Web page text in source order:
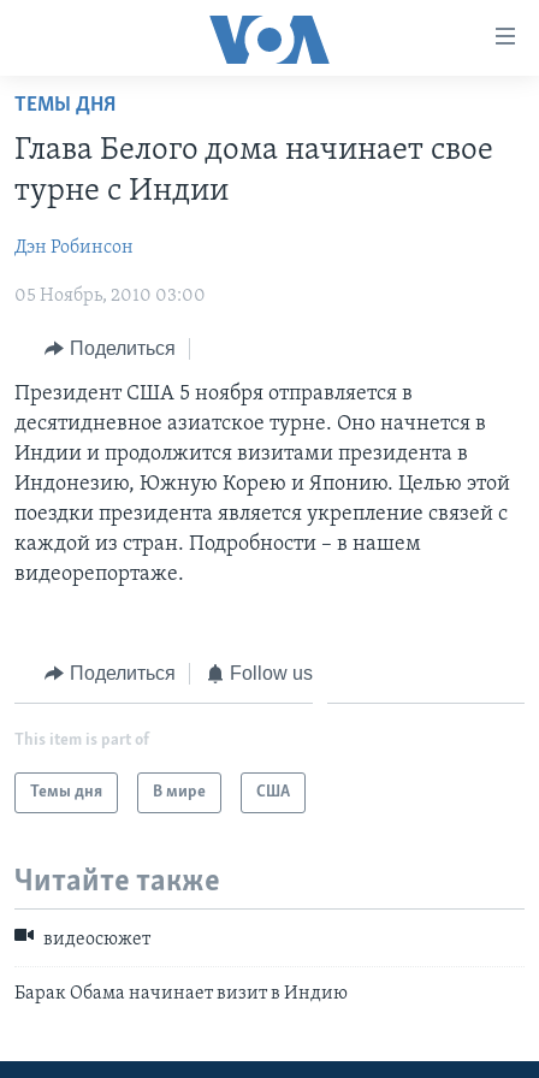
Перейти
основной
контент
Перейти
навигации
Перейти
поиск
НОВОСТИ ЗА МИНУТУ
ИТОГИ
ПОЧЕМУ ЭТО ВАЖНО?
ДИСКУССИЯ VOA
ДЕТАЛИ
НЬЮ-ЙОРК NEW YORK
АМЕРИКА. БОЛЬШОЕ ПУТЕШЕСТВИЕ
ПРОЕКТЫ
УЧИМ АНГЛИЙСКИЙ
НАША АМЕРИКАНСКАЯ ИСТОРИЯ
А КАК В АМЕРИКЕ?
АРТЕФАКТЫ
АМЕРИКАНСКИЕ ГОРОДКИ
ТЕСТЫ
ЭКСПЕРТИЗА
ИНТЕРВЬЮ
ФАКТЫ ПРОТИВ ФЕЙКОВ
ЗА СВОБОДУ ПРЕССЫ
УЧИМ АНГЛИЙСКИЙ
ВИДЕО
ПОДПИСКА НА НОВОСТИ
Learning English
ТЕМЫ ДНЯ
Глава Белого дома начинает свое
турне с Индии
Дэн Робинсон
05 Ноябрь, 2010 03:00
Поделиться
Президент США 5 ноября отправляется в
десятидневное азиатское турне. Оно начнется в
Индии и продолжится визитами президента в
Индонезию, Южную Корею и Японию. Целью этой
поездки президента является укрепление связей с
каждой из стран. Подробности – в нашем
видеорепортаже.
Поделиться Follow us
This item is part of
Темы дня В мире США
Читайте также
видеосюжет
Барак Обама начинает визит в Индию